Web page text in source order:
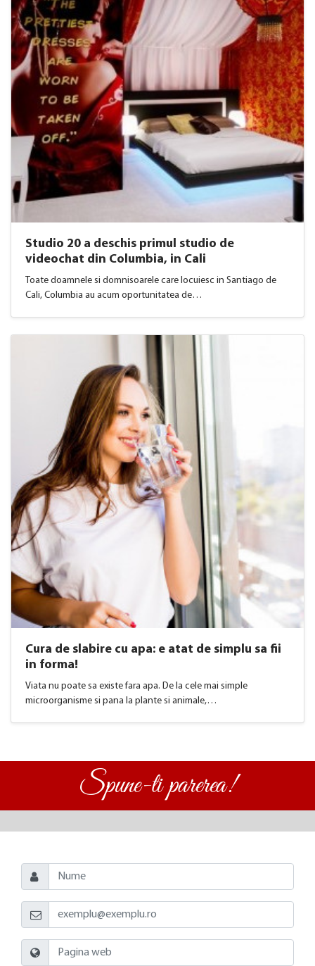
Studio 20 a deschis primul studio de
videochat din Columbia, in Cali
Toate doamnele si domnisoarele care locuiesc in Santiago de
Cali, Columbia au acum oportunitatea de…
Cura de slabire cu apa: e atat de simplu sa fii
in forma!
Viata nu poate sa existe fara apa. De la cele mai simple
microorganisme si pana la plante si animale,…
Spune-ti parerea!